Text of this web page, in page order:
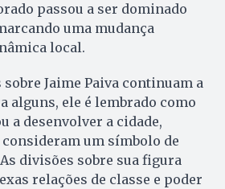
passou a ser dominado
uma mudança
local.
Jaime Paiva continuam a
alguns, ele é lembrado como
a desenvolver a cidade,
um símbolo de
divisões sobre sua figura
relações de classe e poder